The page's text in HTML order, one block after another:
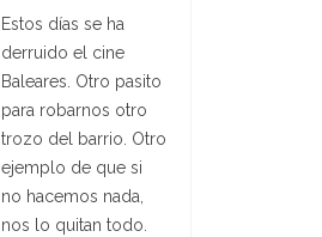
Estos días se ha
derruido el cine
Baleares. Otro pasito
para robarnos otro
trozo del barrio. Otro
ejemplo de que si
no hacemos nada,
nos lo quitan todo.